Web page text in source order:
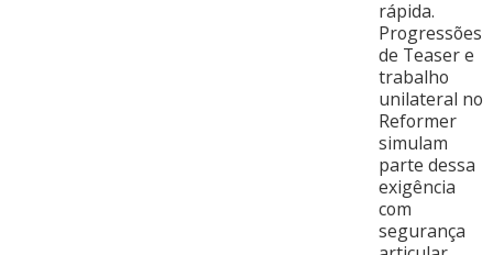
rápida.
Progressões
de Teaser e
trabalho
unilateral no
Reformer
simulam
parte dessa
exigência
com
segurança